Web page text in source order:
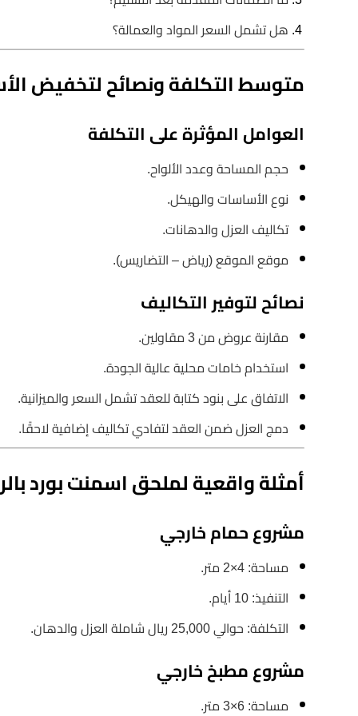
هل تشمل السعر المواد والعمالة؟
متوسط التكلفة ونصائح لتخفيض
العوامل المؤثرة على التكلفة
حجم المساحة وعدد الألواح.
نوع الأساسات والهيكل.
تكاليف العزل والدهانات.
موقع الموقع (رياض – التضاريس).
نصائح لتوفير التكاليف
مقارنة عروض من 3 مقاولين.
استخدام خامات محلية عالية الجودة.
الاتفاق على بنود كتابة للعقد تشمل السعر والميزانية.
دمج العزل ضمن العقد لتفادي تكاليف إضافية لاحقًا.
أمثلة واقعية لملحق اسمنت بورد
مشروع حمام خارجي
مساحة: 4×2 متر.
التنفيذ: 10 أيام.
التكلفة: حوالي 25,000 ريال شاملة العزل والدهان.
مشروع مطبخ خارجي
مساحة: 6×3 متر.